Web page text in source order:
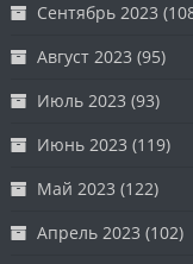
Сентябрь 2023
Август 2023 (95)
Июль 2023 (93)
Июнь 2023 (119)
Май 2023 (122)
Апрель 2023 (102)